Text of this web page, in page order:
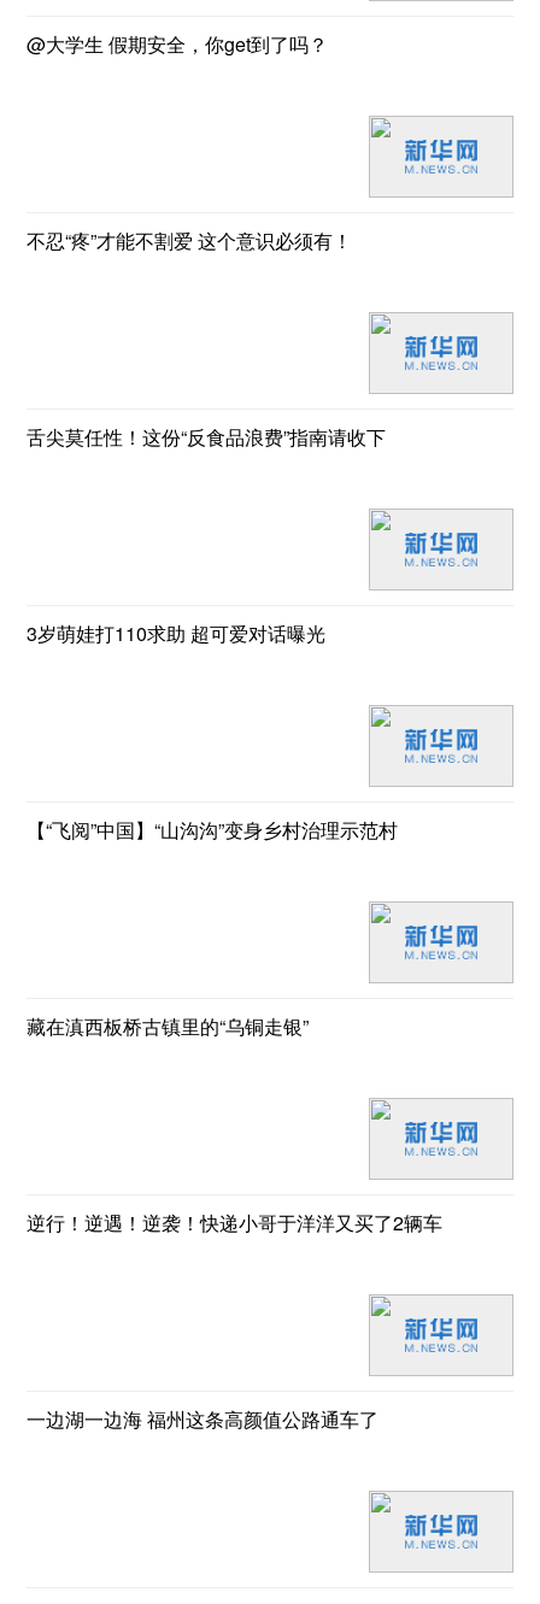
@大学生 假期安全，你get到了吗？
不忍“疼”才能不割爱 这个意识必须有！
舌尖莫任性！这份“反食品浪费”指南请收下
3岁萌娃打110求助 超可爱对话曝光
【“飞阅”中国】“山沟沟”变身乡村治理示范村
藏在滇西板桥古镇里的“乌铜走银”
逆行！逆遇！逆袭！快递小哥于洋洋又买了2辆车
一边湖一边海 福州这条高颜值公路通车了